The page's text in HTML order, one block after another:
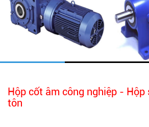
Hộp cốt âm công nghiệp - Hộp
tôn